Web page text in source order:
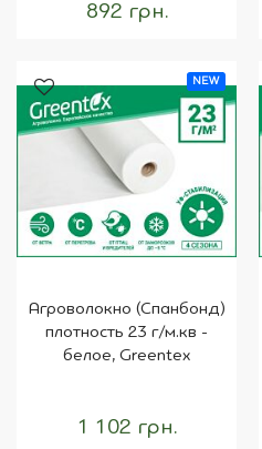
892 грн.
NEW
Агроволокно (Спанбонд)
плотность 23 г/м.кв -
белое, Greentex
1 102 грн.